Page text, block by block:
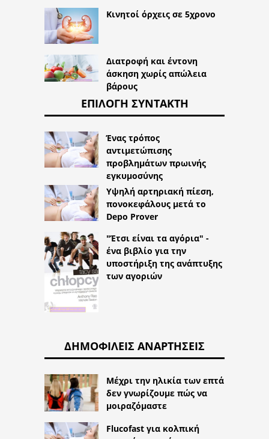
Κινητοί όρχεις σε 5χρονο
Διατροφή και έντονη
άσκηση χωρίς απώλεια
βάρους
ΕΠΙΛΟΓΉ ΣΥΝΤΆΚΤΗ
Ένας τρόπος
αντιμετώπισης
προβλημάτων πρωινής
εγκυμοσύνης
Υψηλή αρτηριακή πίεση,
πονοκεφάλους μετά το
Depo Prover
"Έτσι είναι τα αγόρια" -
ένα βιβλίο για την
υποστήριξη της ανάπτυξης
των αγοριών
ΔΗΜΟΦΙΛΕΊΣ ΑΝΑΡΤΉΣΕΙΣ
Μέχρι την ηλικία των επτά
δεν γνωρίζουμε πώς να
μοιραζόμαστε
Flucofast για κολπική